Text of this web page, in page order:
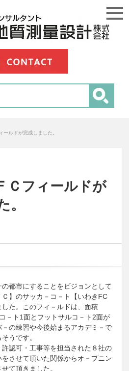
ールドが完成しました。
Ｃフィールドが
。
都市にすることをビジョンとして
】のサッカ－コ－ト【いわきFC
た。このフィ－ルドは、面積
－ト1面とフットサルコ－ト2面が
の練習や今後始まるアカデミ－で
うです。
認可・工事等を担当された８社の
させて頂いた関係からオ－プニン
て頂きました。